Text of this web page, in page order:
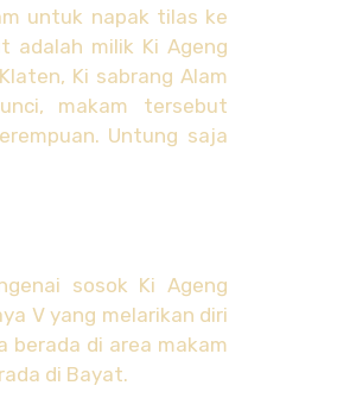
untuk napak tilas ke
adalah milik Ki Ageng
Ki sabrang Alam
makam tersebut
Untung saja
sosok Ki Ageng
V yang melarikan diri
berada di area makam
di Bayat.